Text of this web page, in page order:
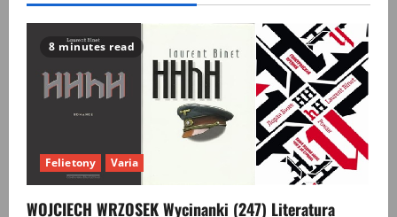
8 minutes read
Felietony Varia
WOJCIECH WRZOSEK Wycinanki (247) Literatura